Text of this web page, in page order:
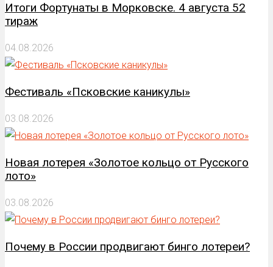
Итоги Фортунаты в Морковске. 4 августа 52
тираж
04.08.2026
Фестиваль «Псковские каникулы»
03.08.2026
Новая лотерея «Золотое кольцо от Русского
лото»
03.08.2026
Почему в России продвигают бинго лотереи?